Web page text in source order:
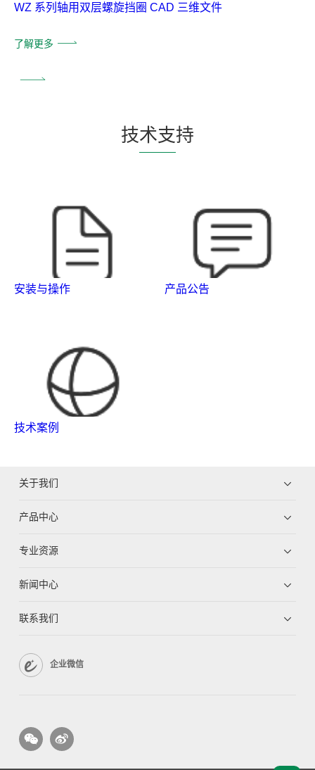
WZ 系列轴用双层螺旋挡圈 CAD 三维文件
了解更多
技术支持
安装与操作 产品公告
技术案例
关于我们
产品中心
专业资源
新闻中心
联系我们
企业微信